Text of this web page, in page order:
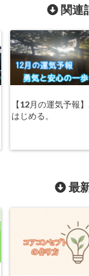
関連
【12月の運気予報
はじめる。
最